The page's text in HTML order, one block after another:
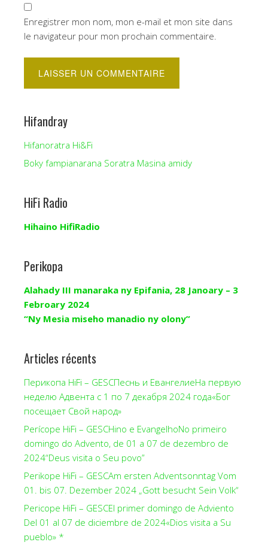
Enregistrer mon nom, mon e-mail et mon site dans
le navigateur pour mon prochain commentaire.
Hifandray
Hifanoratra Hi&Fi
Boky fampianarana Soratra Masina amidy
HiFi Radio
Hihaino HifiRadio
Perikopa
Alahady III manaraka ny Epifania, 28 Janoary – 3
Febroary 2024
“Ny Mesia miseho manadio ny olony”
Articles récents
Перикопа HiFi – GESCПеснь и ЕвангелиеНа первую
неделю Адвента с 1 по 7 декабря 2024 года«Бог
посещает Свой народ»
Perícope HiFi – GESCHino e EvangelhoNo primeiro
domingo do Advento, de 01 a 07 de dezembro de
2024“Deus visita o Seu povo”
Perikope HiFi – GESCAm ersten Adventsonntag Vom
01. bis 07. Dezember 2024 „Gott besucht Sein Volk“
Pericope HiFi – GESCEl primer domingo de Adviento
Del 01 al 07 de diciembre de 2024«Dios visita a Su
pueblo» *